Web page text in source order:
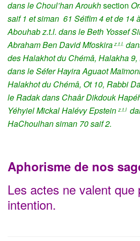
dans le Choul’han Aroukhsection
saif 1 et siman 61 Séïfim 4 et de 14
Abouhab z.t.l. dans le Beth Yossef
Abraham Ben David Mfoskira z.t.l.
des Halakhot du Chémâ, Halakha 9,
dans le Séfer Hayira Aguaot
Halakhot du Chémâ, Ot 10, Rabbi
le Radak dans Chaâr Dikdouk
Yéhyiel Mickal Halévy Epstein z.t.l
HaChoulhan siman 70 saif 2.
Aphorisme de nos
Les actes ne valent que
intention.